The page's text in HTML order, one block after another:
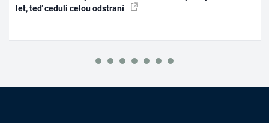
let, teď ceduli celou odstraní